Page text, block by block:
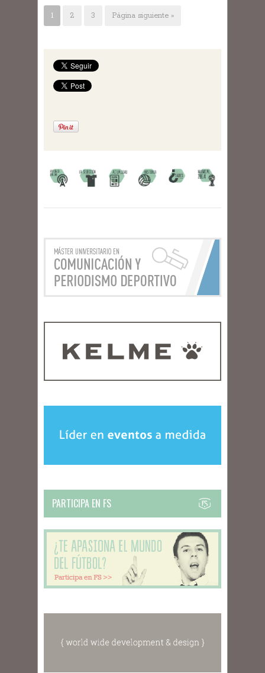
1 2 3 Página siguiente »
PARTICIPA EN FS